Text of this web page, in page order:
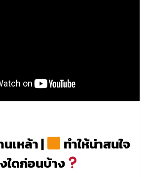
นเหล้า |
ทำให้น่าสนใจ
ใดก่อนบ้าง